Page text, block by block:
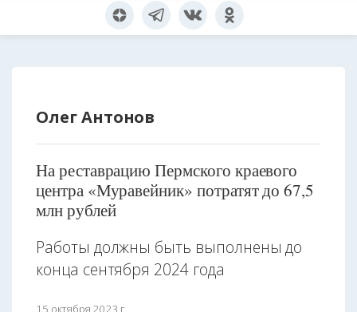
Олег Антонов
На реставрацию Пермского краевого
центра «Муравейник» потратят до 67,5
млн рублей
Работы должны быть выполнены до
конца сентября 2024 года